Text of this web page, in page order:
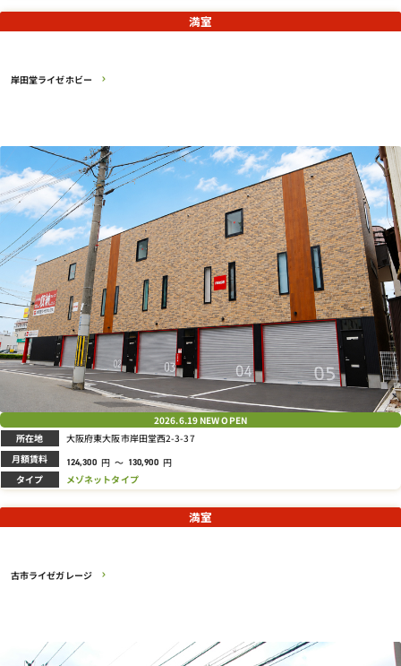
岸田堂ライゼホビー
満室
2026.6.19NEW OPEN
所在地 大阪府東大阪市岸田堂西2-3-37
月額賃料 124,300 円 ～ 130,900 円
タイプ メゾネットタイプ
古市ライゼガレージ
満室